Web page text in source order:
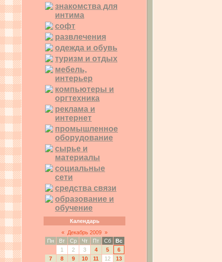
знакомства для
интима
софт
развлечения
одежда и обувь
туризм и отдых
мебель,
интерьер
компьютеры и
оргтехника
реклама и
интернет
промышленное
оборудование
сырье и
материалы
социальные
сети
средства связи
образование и
обучение
Календарь
« Декабрь 2009 »
Пн
Вт Ср Чт Пт Сб
Вс
1
2 3 4 5
6
7
8 9 10 11 12
13